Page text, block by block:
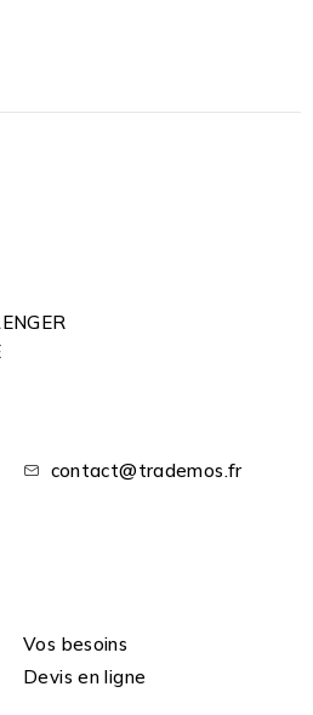
contact@trademos.fr
Vos besoins
Devis en ligne